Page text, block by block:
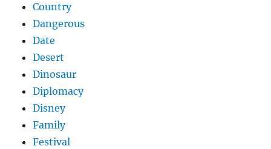
Country
Dangerous
Date
Desert
Dinosaur
Diplomacy
Disney
Family
Festival